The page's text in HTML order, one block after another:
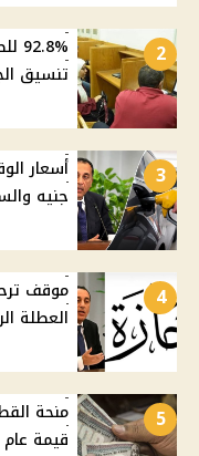
2
تنسيق الجامعات 2026
3
جنيه والسولار
4
العطلة
5
منحة
قيمة